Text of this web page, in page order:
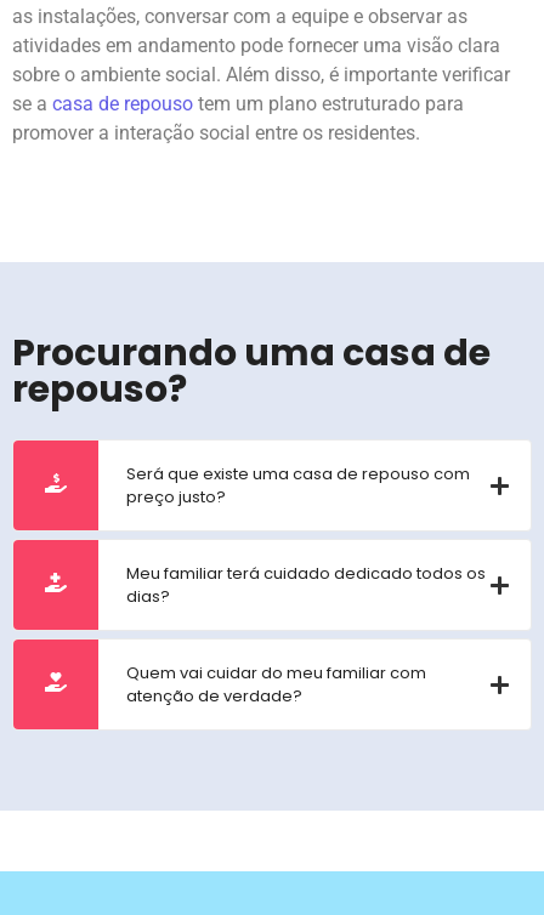
as instalações, conversar com a equipe e observar as
atividades em andamento pode fornecer uma visão clara
sobre o ambiente social. Além disso, é importante verificar
se a casa de repouso tem um plano estruturado para
promover a interação social entre os residentes.
Procurando uma casa de
repouso?
Será que existe uma casa de repouso com
preço justo?
Meu familiar terá cuidado dedicado todos os
dias?
Quem vai cuidar do meu familiar com
atenção de verdade?